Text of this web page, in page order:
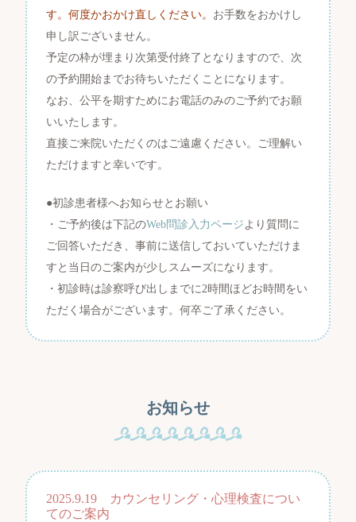
す。何度かおかけ直しください。 お手数をおかけし
申し訳ございません。
予定の枠が埋まり次第受付終了となりますので、次
の予約開始までお待ちいただくことになります。
なお、公平を期すためにお電話のみのご予約でお願
いいたします。
直接ご来院いただくのはご遠慮ください。ご理解い
ただけますと幸いです。
●初診患者様へお知らせとお願い
・ご予約後は下記のWeb問診入力ページより質問に
ご回答いただき、事前に送信しておいていただけま
すと当日のご案内が少しスムーズになります。
・初診時は診察呼び出しまでに2時間ほどお時間をい
ただく場合がございます。何卒ご了承ください。
お知らせ
2025.9.19 カウンセリング・心理検査につい
てのご案内